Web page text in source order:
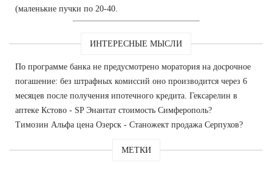
(маленькие пучки по 20-40.
ИНТЕРЕСНЫЕ МЫСЛИ
По программе банка не предусмотрено моратория на досрочное
погашение: без штрафных комиссий оно производится через 6
месяцев после получения ипотечного кредита. Гексарелин в
аптеке Кстово - SP Энантат стоимость Симферополь?
Tимозин Альфа цена Озерск - Станожект продажа Серпухов?
МЕТКИ